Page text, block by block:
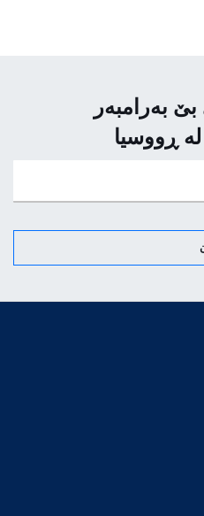
بەرامبەر
ڕووسیا